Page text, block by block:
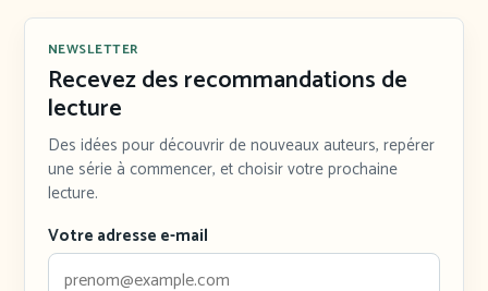
NEWSLETTER
Recevez des recommandations de
lecture
Des idées pour découvrir de nouveaux auteurs, repérer
une série à commencer, et choisir votre prochaine
lecture.
Votre adresse e-mail